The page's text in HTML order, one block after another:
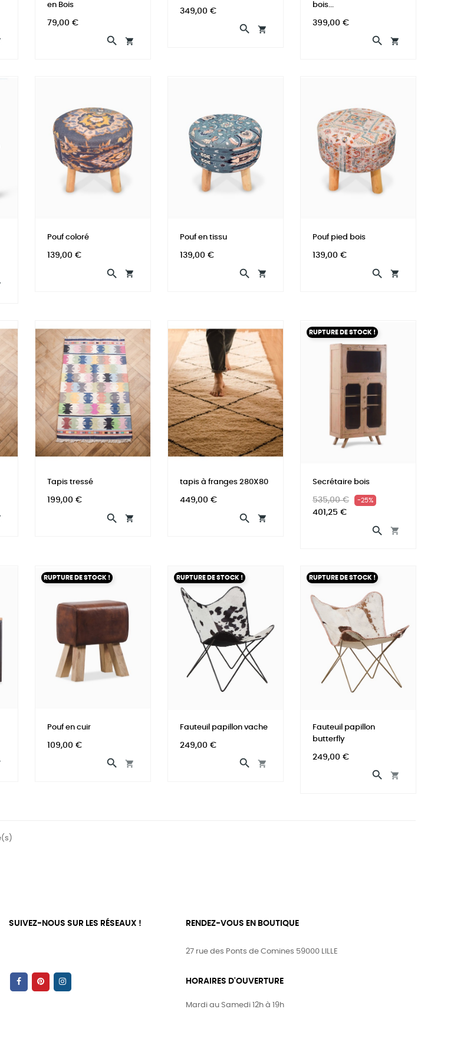
en Bois
Prix
79,00 €


Prix
349,00 €


bois...
Prix
399,00 €


Pouf coloré
Prix
139,00 €


Pouf en tissu
Prix
139,00 €


Pouf pied bois
Prix
139,00 €


Tapis tressé
Prix
199,00 €


tapis à franges 280X80
Prix
449,00 €


RUPTURE DE STOCK !
Secrétaire bois
Prix
habituel
535,00 € -25%
401,25 €


RUPTURE DE STOCK !
Pouf en cuir
Prix
109,00 €


RUPTURE DE STOCK !
Fauteuil papillon vache
Prix
249,00 €


RUPTURE DE STOCK !
Fauteuil papillon
butterfly
Prix
249,00 €


SUIVEZ-NOUS SUR LES RÉSEAUX ! RENDEZ-VOUS EN BOUTIQUE
27 rue des Ponts de Comines 59000 LILLE
HORAIRES D'OUVERTURE
Mardi au Samedi 12h à 19h